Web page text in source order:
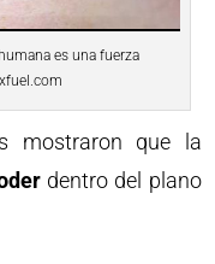
es una fuerza
mostraron que la
dentro del plano